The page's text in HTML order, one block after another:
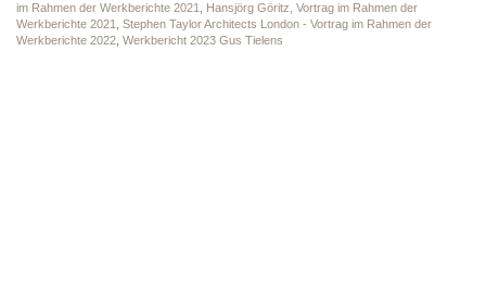
im Rahmen der Werkberichte 2021
Hansjörg Göritz, Vortrag im Rahmen der
Werkberichte 2021
Stephen Taylor Architects London - Vortrag im Rahmen der
Werkberichte 2022 Werkbericht 2023 Gus Tielens